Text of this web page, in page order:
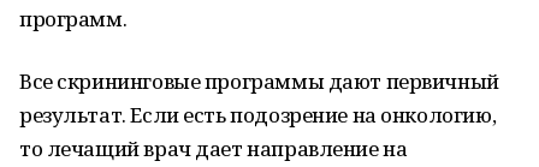
программ.
Все скрининговые программы дают первичный
результат. Если есть подозрение на онкологию,
то лечащий врач дает направление на